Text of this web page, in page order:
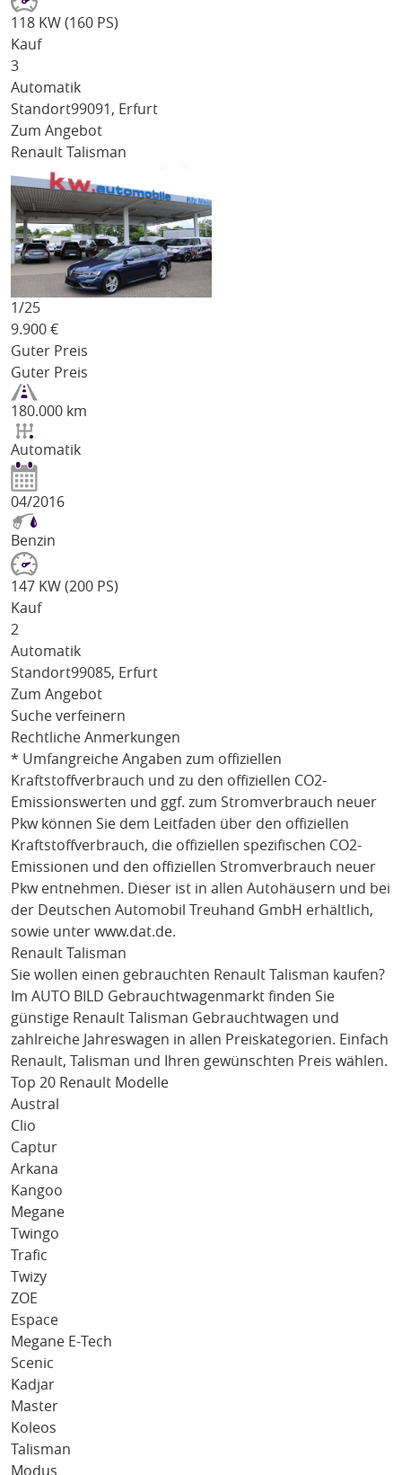
118 KW (160 PS)
Kauf
3
Automatik
Standort99091, Erfurt
Zum Angebot
Renault Talisman
1/25
9.900 €
Guter Preis
Guter Preis
180.000 km
Automatik
04/2016
Benzin
147 KW (200 PS)
Kauf
2
Automatik
Standort99085, Erfurt
Zum Angebot
Suche verfeinern
Rechtliche Anmerkungen
* Umfangreiche Angaben zum offiziellen
Kraftstoffverbrauch und zu den offiziellen CO2-
Emissionswerten und ggf. zum Stromverbrauch neuer
Pkw können Sie dem Leitfaden über den offiziellen
Kraftstoffverbrauch, die offiziellen spezifischen CO2-
Emissionen und den offiziellen Stromverbrauch neuer
Pkw entnehmen. Dieser ist in allen Autohäusern und bei
der Deutschen Automobil Treuhand GmbH erhältlich,
sowie unter www.dat.de.
Renault Talisman
Sie wollen einen gebrauchten Renault Talisman kaufen?
Im AUTO BILD Gebrauchtwagenmarkt finden Sie
günstige Renault Talisman Gebrauchtwagen und
zahlreiche Jahreswagen in allen Preiskategorien. Einfach
Renault, Talisman und Ihren gewünschten Preis wählen.
Top 20 Renault Modelle
Austral
Clio
Captur
Arkana
Kangoo
Megane
Twingo
Trafic
Twizy
ZOE
Espace
Megane E-Tech
Scenic
Kadjar
Master
Koleos
Talisman
Modus